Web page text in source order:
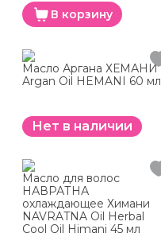
В корзину
Масло Аргана ХЕМАНИ
Argan Oil HEMANI 60 мл
Нет в наличии
Масло для волос
НАВРАТНА
охлаждающее Химани
NAVRATNA Oil Herbal
Cool Oil Himani 45 мл